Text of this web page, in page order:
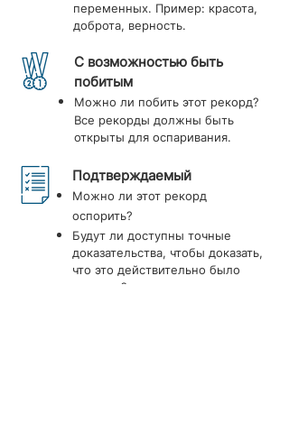
переменных. Пример: красота,
доброта, верность.
С возможностью быть
побитым
Можно ли побить этот рекорд?
Все рекорды должны быть
открыты для оспаривания.
Подтверждаемый
Можно ли этот рекорд
оспорить?
Будут ли доступны точные
доказательства, чтобы доказать,
что это действительно было
сделано?